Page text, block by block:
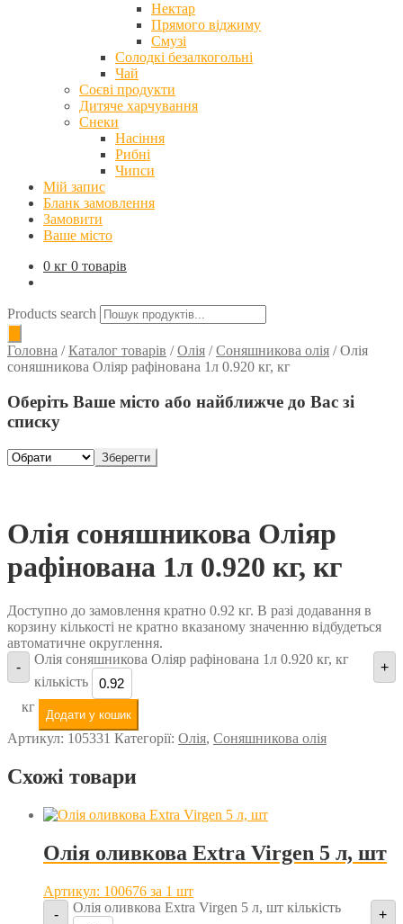
Нектар
Прямого віджиму
Смузі
Солодкі безалкогольні
Чай
Соєві продукти
Дитяче харчування
Снеки
Насіння
Рибні
Чипси
Мій запис
Бланк замовлення
Замовити
Ваше місто
0 кг 0 товарів
Products search
Головна /Каталог товарів /Олія /Соняшникова олія /Олія
соняшникова Оліяр рафінована 1л 0.920 кг, кг
Оберіть Ваше місто або найближче до Вас зі
списку
Зберегти
Олія соняшникова Оліяр
рафінована 1л 0.920 кг, кг
Доступно до замовлення кратно 0.92 кг. В разі додавання в
корзину кількості не кратно вказаному значенню відбудеться
автоматичне округлення.
-
Олія соняшникова Оліяр рафінована 1л 0.920 кг, кг
кількість
+
кг
Додати у кошик
Артикул: 105331 Категорії: Олія, Соняшникова олія
Схожі товари
Олія оливкова Extra Virgen 5 л, шт
Артикул: 100676 за 1 шт
-
Олія оливкова Extra Virgen 5 л, шт кількість +